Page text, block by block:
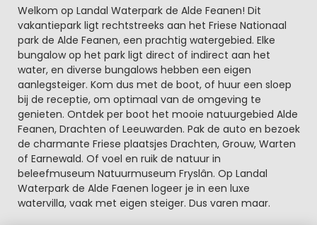
Beschrijving
Welkom op Landal Waterpark de Alde Feanen! Dit
vakantiepark ligt rechtstreeks aan het Friese Nationaal
park de Alde Feanen, een prachtig watergebied. Elke
bungalow op het park ligt direct of indirect aan het
water, en diverse bungalows hebben een eigen
aanlegsteiger. Kom dus met de boot, of huur een sloep
bij de receptie, om optimaal van de omgeving te
genieten. Ontdek per boot het mooie natuurgebied Alde
Feanen, Drachten of Leeuwarden. Pak de auto en bezoek
de charmante Friese plaatsjes Drachten, Grouw, Warten
of Earnewald. Of voel en ruik de natuur in
beleefmuseum Natuurmuseum Fryslân. Op Landal
Waterpark de Alde Faenen logeer je in een luxe
watervilla, vaak met eigen steiger. Dus varen maar.